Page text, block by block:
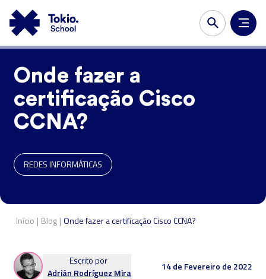
Onde fazer a
certificação Cisco
CCNA?
REDES INFORMÁTICAS
Início | Blog | Onde fazer a certificação Cisco CCNA?
Escrito por
Adrián Rodríguez Mira
14 de Fevereiro de 2022